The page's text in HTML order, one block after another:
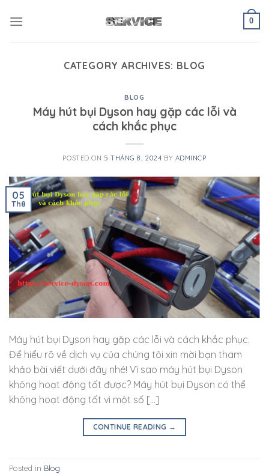
0
CATEGORY ARCHIVES: BLOG
BLOG
Máy hút bụi Dyson hay gặp các lỗi và
cách khắc phục
POSTED ON 5 THÁNG 8, 2024 BY ADMINCP
05
Th8
Máy hút bụi Dyson hay gặp các lỗi và cách khắc phục.
Để hiểu rõ về dịch vụ của chúng tôi xin mời bạn tham
khảo bài viết dưới đây nhé! Vì sao máy hút bụi Dyson
không hoạt động tốt được? Máy hút bụi Dyson có thể
không hoạt động tốt vì một số […]
CONTINUE READING →
Posted in Blog